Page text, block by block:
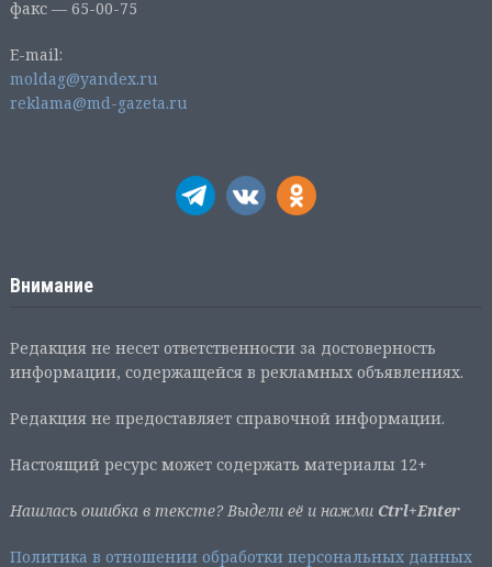
факс — 65-00-75
E-mail:
moldag@yandex.ru
reklama@md-gazeta.ru
Внимание
Редакция не несет ответственности за достоверность
информации, содержащейся в рекламных объявлениях.
Редакция не предоставляет справочной информации.
Настоящий ресурс может содержать материалы 12+
Нашлась ошибка в тексте? Выдели её и нажми Ctrl+Enter
Политика в отношении обработки персональных данных